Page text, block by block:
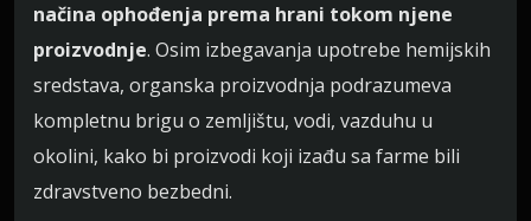
načina ophođenja prema hrani tokom njene
proizvodnje. Osim izbegavanja upotrebe hemijskih
sredstava, organska proizvodnja podrazumeva
kompletnu brigu o zemljištu, vodi, vazduhu u
okolini, kako bi proizvodi koji izađu sa farme bili
zdravstveno bezbedni.